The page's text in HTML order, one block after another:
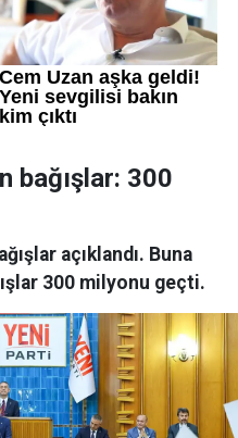
bağışlar: 300
açıklandı. Buna
300 milyonu geçti.